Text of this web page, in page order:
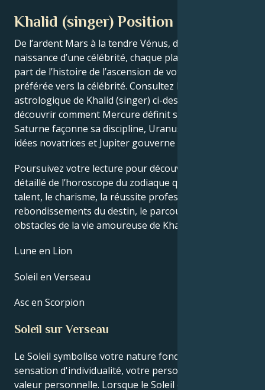
Khalid (singer) Position planétaire
De l’ardent Mars à la tendre Vénus, dans ce thème de
naissance d’une célébrité, chaque planète raconte sa
part de l’histoire de l’ascension de votre star
préférée vers la célébrité. Consultez le thème
astrologique de Khalid (singer) ci-dessous pour
découvrir comment Mercure définit son intellect,
Saturne façonne sa discipline, Uranus stimule ses
idées novatrices et Jupiter gouverne sa chance.
Poursuivez votre lecture pour découvrir le profil
détaillé de l’horoscope du zodiaque qui explique le
talent, le charisme, la réussite professionnelle, les
rebondissements du destin, le parcours de vie et les
obstacles de la vie amoureuse de Khalid (singer).
Lune en Lion
Soleil en Verseau
Asc en Scorpion
Soleil sur Verseau
Le Soleil symbolise votre nature fondamentale, la
sensation d'individualité, votre personnalité et votre
valeur personnelle. Lorsque le Soleil est en Verseau,